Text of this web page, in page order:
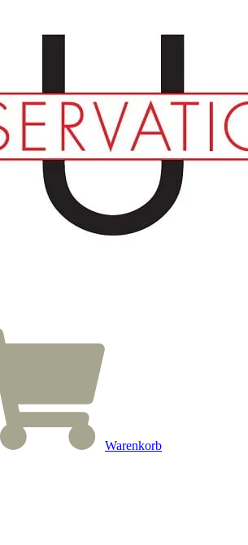
Warenkorb